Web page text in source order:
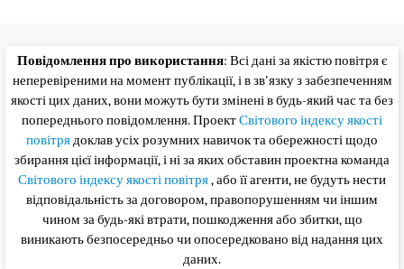
Повідомлення про використання: Всі дані за якістю повітря є
неперевіреними на момент публікації, і в зв'язку з забезпеченням
якості цих даних, вони можуть бути змінені в будь-який час та без
попереднього повідомлення. ПроектСвітового індексу якості
повітрядоклав усіх розумних навичок та обережності щодо
збирання цієї інформації, і ні за яких обставин проектна команда
Світового індексу якості повітря, або її агенти, не будуть нести
відповідальність за договором, правопорушенням чи іншим
чином за будь-які втрати, пошкодження або збитки, що
виникають безпосередньо чи опосередковано від надання цих
даних.